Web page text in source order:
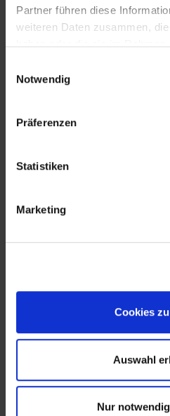
Partner führen diese
weiteren Daten zusammen,
haben oder die sie im
Notwendig
Präferenzen
Statistiken
Marketing
Cookies
Auswahl
Nur
UNSERE
KONTAKT
New Place Immobilien
+49 6252-305 89 41
info@new-place-
Web:www.new-place-